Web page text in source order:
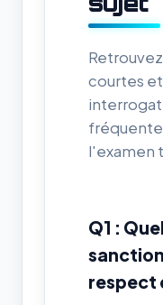
courtes et
l'examen
Q1 :
respect